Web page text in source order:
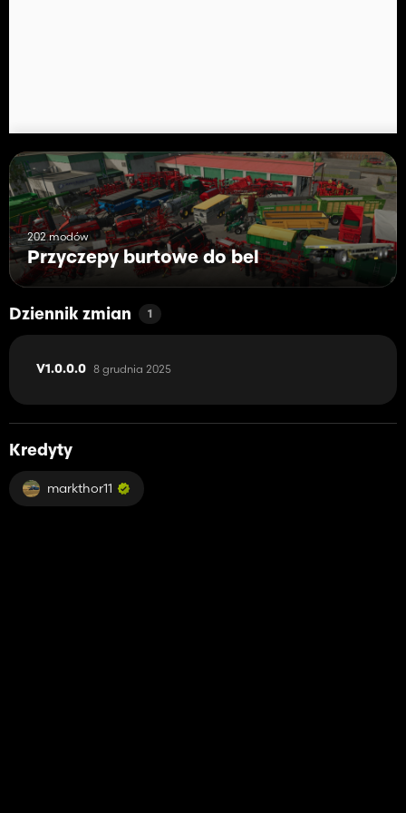
202 modów
Przyczepy burtowe do bel
Dziennik zmian 1
V1.0.0.0 8 grudnia 2025
Kredyty
markthor11